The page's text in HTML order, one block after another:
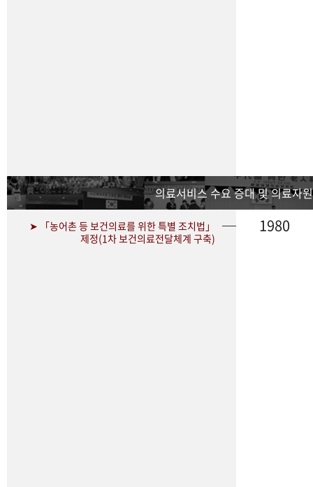
의료서비스 수요 증대 및 의료자
➤ 「농어촌 등 보건의료를 위한 특별 조치법」
제정(1차 보건의료전달체계 구축)
1980